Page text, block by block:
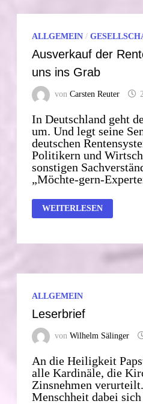
ALLGEMEIN /
Ausverkauf der
uns ins Grab
vonCarsten Reuter
In Deutschland geht
um. Und legt seine
deutschen
Politikern und
sonstigen
„Möchte-gern-
AUSVERKAUF
DER
GRAB
WEITERLESEN
ALLGEMEIN
Leserbrief
vonWilhelm Sälinger
An die Heiligkeit
alle Kardinäle, die
Zinsnehmen
Menschheit dabei